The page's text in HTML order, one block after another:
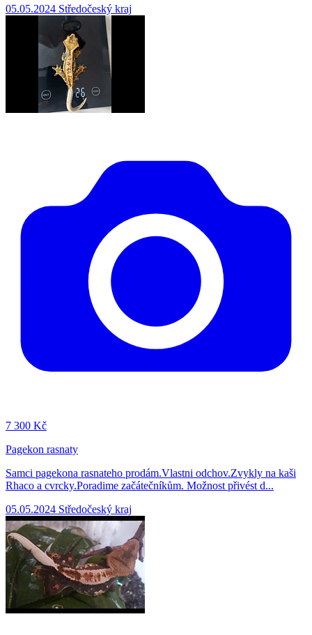
05.05.2024 Středočeský kraj
7 300 Kč
Pagekon rasnaty
Samci pagekona rasnateho prodám.Vlastni odchov.Zvykly na kaši
Rhaco a cvrcky.Poradime začátečníkům. Možnost přivést d...
05.05.2024 Středočeský kraj